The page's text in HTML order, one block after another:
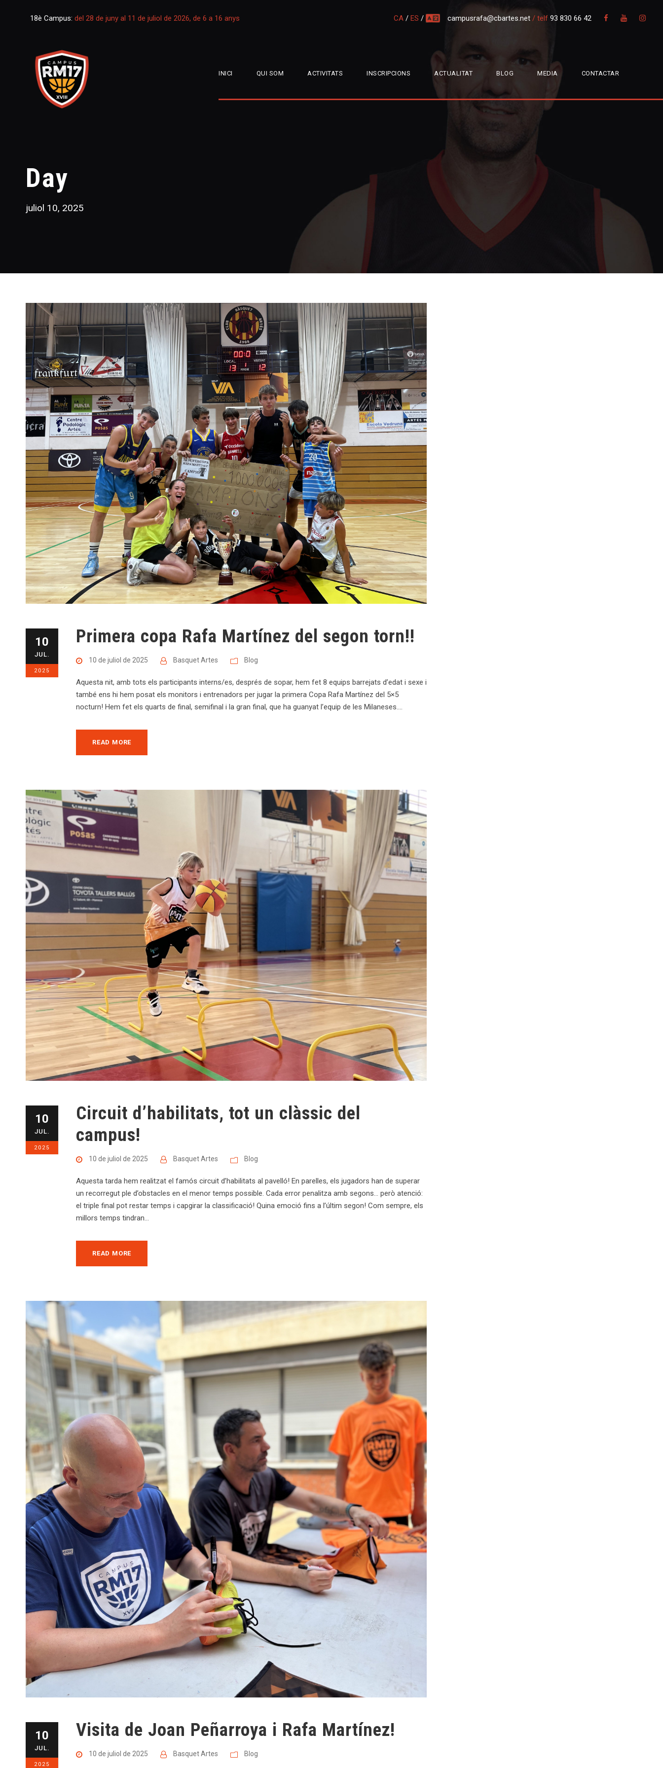
18è Campus: del 28 de juny al 11 de juliol de 2026, de 6 a 16 anys CA / ES / multi campusrafa@cbartes.net / telf 93 830 66 42
INICI QUI SOM ACTIVITATS INSCRIPCIONS ACTUALITAT BLOG MEDIA CONTACTAR
Day
juliol 10, 2025
10
JUL.
2025
Primera copa Rafa Martínez del segon torn!!
10 de juliol de 2025 Basquet Artes Blog
Aquesta nit, amb tots els participants interns/es, després de sopar, hem fet 8 equips barrejats d’edat i sexe i
també ens hi hem posat els monitors i entrenadors per jugar la primera Copa Rafa Martínez del 5×5
nocturn! Hem fet els quarts de final, semifinal i la gran final, que ha guanyat l’equip de les Milaneses....
READ MORE
10
JUL.
2025
Circuit d’habilitats, tot un clàssic del
campus!
10 de juliol de 2025 Basquet Artes Blog
Aquesta tarda hem realitzat el famós circuit d’habilitats al pavelló! En parelles, els jugadors han de superar
un recorregut ple d’obstacles en el menor temps possible. Cada error penalitza amb segons… però atenció:
el triple final pot restar temps i capgirar la classificació! Quina emoció fins a l’últim segon! Com sempre, els
millors temps tindran...
READ MORE
10
JUL.
2025
Visita de Joan Peñarroya i Rafa Martínez!
10 de juliol de 2025 Basquet Artes Blog